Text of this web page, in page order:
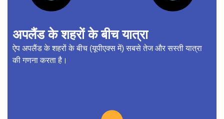
अपलैंड के शहरों के बीच यात्रा
ऐप अपलैंड के शहरों के बीच (यूपीएक्स में) सबसे तेज और सस्ती यात्रा
की गणना करता है।